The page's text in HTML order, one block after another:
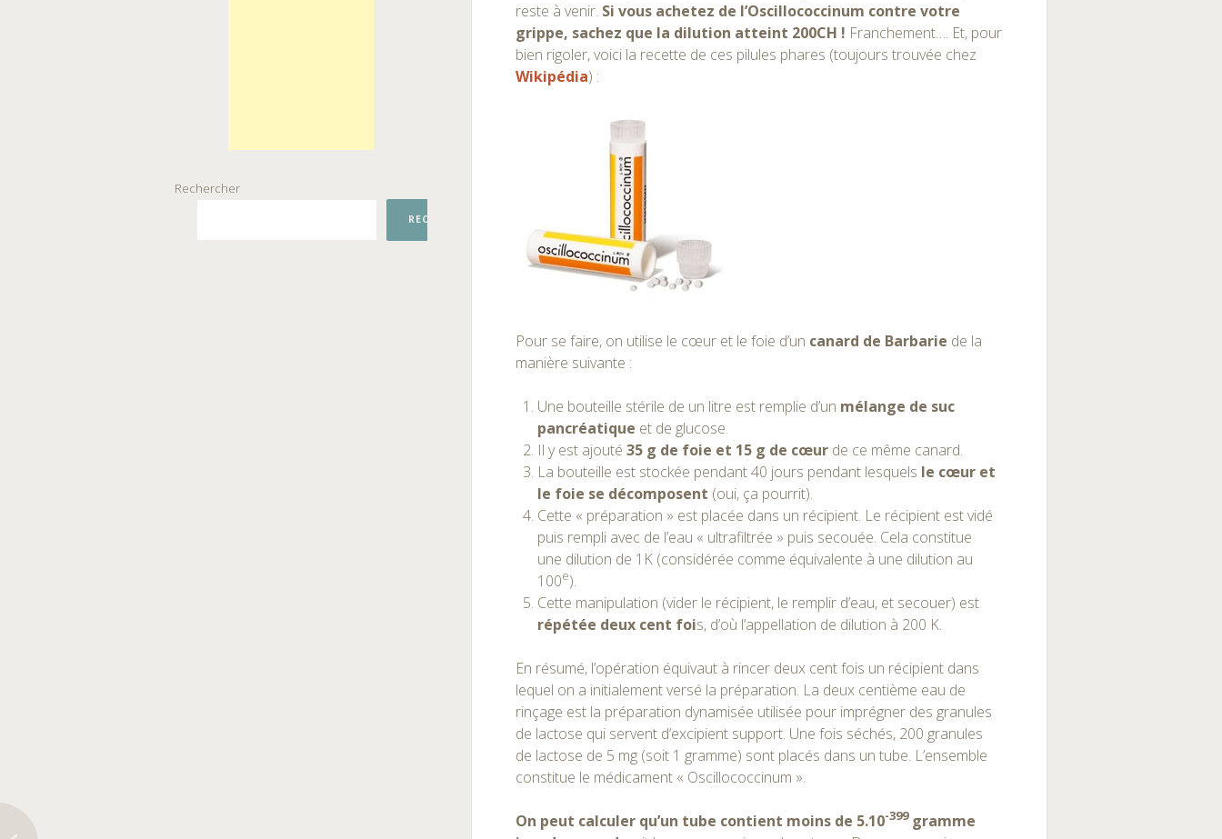
Rechercher
RECHERCHER
reste à venir. Si vous achetez de l’Oscillococcinum contre votre
grippe, sachez que la dilution atteint 200CH ! Franchement…. Et, pour
bien rigoler, voici la recette de ces pilules phares (toujours trouvée chez
Wikipédia) :
Pour se faire, on utilise le cœur et le foie d’un canard de Barbarie de la
manière suivante :
Une bouteille stérile de un litre est remplie d’un mélange de suc
pancréatique et de glucose.
Il y est ajouté35 g de foie et 15 g de cœur de ce même canard.
La bouteille est stockée pendant 40 jours pendant lesquels le cœur et
le foie se décomposent (oui, ça pourrit).
Cette « préparation » est placée dans un récipient. Le récipient est vidé
puis rempli avec de l’eau « ultrafiltrée » puis secouée. Cela constitue
une dilution de 1K (considérée comme équivalente à une dilution au
100e).
Cette manipulation (vider le récipient, le remplir d’eau, et secouer) est
répétée deux cent fois, d’où l’appellation de dilution à 200 K.
En résumé, l’opération équivaut à rincer deux cent fois un récipient dans
lequel on a initialement versé la préparation. La deux centième eau de
rinçage est la préparation dynamisée utilisée pour imprégner des granules
de lactose qui servent d’excipient support. Une fois séchés, 200 granules
de lactose de 5 mg (soit 1 gramme) sont placés dans un tube. L’ensemble
constitue le médicament « Oscillococcinum ».
On peut calculer qu’un tube contient moins de 5.10-399gramme